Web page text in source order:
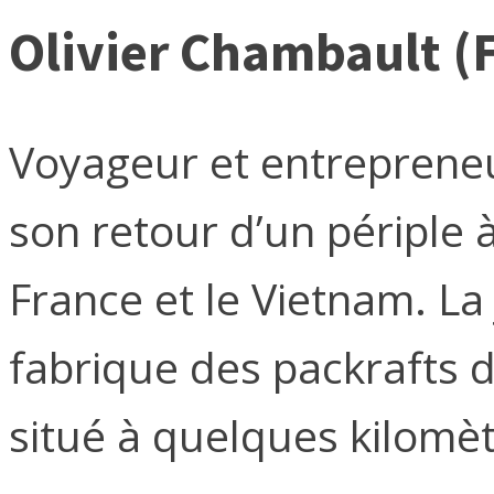
Olivier Chambault
Voyageur et
son retour d’un périple
France et le Vietnam.
fabrique des packrafts
situé à quelques